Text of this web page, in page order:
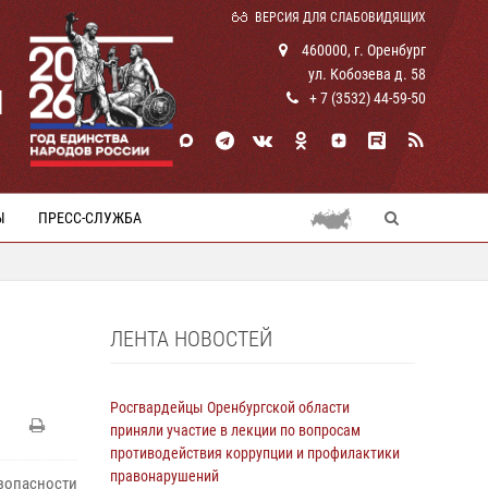
ВЕРСИЯ ДЛЯ СЛАБОВИДЯЩИХ
460000, г. Оренбург
ул. Кобозева д. 58
+ 7 (3532) 44-59-50
ПРЕСС-СЛУЖБА
ЛЕНТА НОВОСТЕЙ
Росгвардейцы Оренбургской области
приняли участие в лекции по вопросам
противодействия коррупции и профилактики
правонарушений